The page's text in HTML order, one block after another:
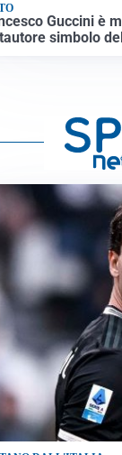
Guccini è
simbolo